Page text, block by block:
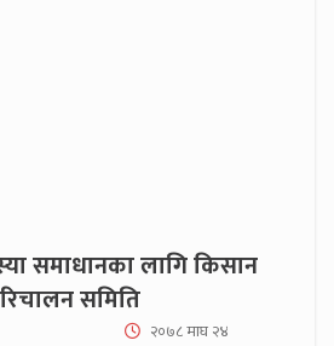
समाधानका लागि किसान
समिति
२०७८ माघ २४